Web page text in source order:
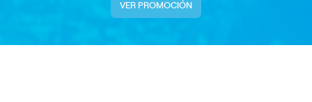
VER PROMOCIÓN